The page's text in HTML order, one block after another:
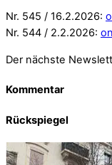
Nr. 545 / 16.2.2026:
Nr. 544 / 2.2.2026:
Der nächste
Kommentar
Rückspiegel